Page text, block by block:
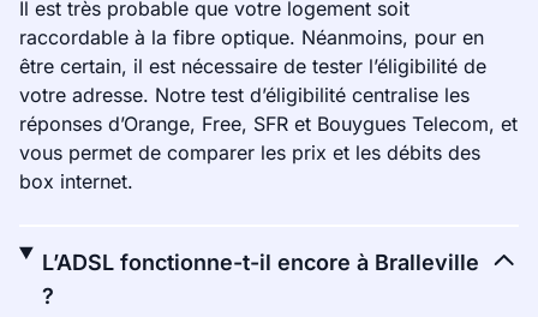
Il est très probable que votre logement soit
raccordable à la fibre optique. Néanmoins, pour en
être certain, il est nécessaire de tester l’éligibilité de
votre adresse. Notre test d’éligibilité centralise les
réponses d’Orange, Free, SFR et Bouygues Telecom, et
vous permet de comparer les prix et les débits des
box internet.
L’ADSL fonctionne-t-il encore à Bralleville
?